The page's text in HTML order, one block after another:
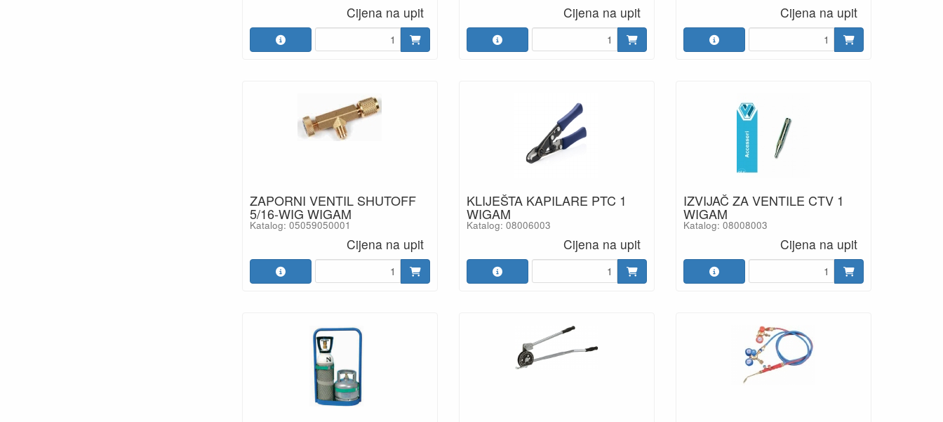
Cijena na upit Cijena na upit Cijena na upit
ZAPORNI VENTIL SHUTOFF
5/16-WIG WIGAM
Katalog: 05059050001
Cijena na upit
KLIJEŠTA KAPILARE PTC 1
WIGAM
Katalog: 08006003
Cijena na upit
IZVIJAČ ZA VENTILE CTV 1
WIGAM
Katalog: 08008003
Cijena na upit